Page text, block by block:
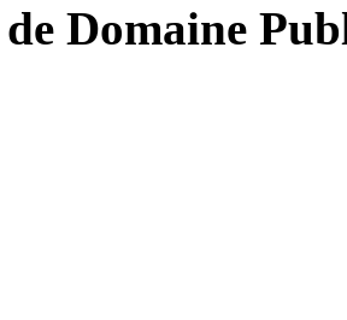
Domaine